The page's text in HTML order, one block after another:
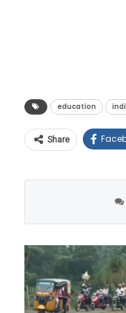
या ऐतिहासिक
स्वागत केले आहे.
“भारतातील
ही त्यांची सर्वात
त्यांच्या स्वतःच्या
आणीबाणीच्या
उपलब्ध करून देणारा
हस्तगत केली आणि
१९७१ मध्ये त्याने
या हुकूमशाहीच्या
सोसला.
हेही वाचा –Viral
शकतो? १२
पोहोचलो आहे. येथे
पूर्णपणे नष्ट झाली
जिवंत उरलो आहे,”
आश्चर्याची गोष्ट
करून व्हिडिओ
२०५५ हे वर्ष दिसत
तुम्हाला ‘फ्युचर-
करायचे असेल, तर
जाऊन मानवी
आणि थेट
मेळ घालणारे
सर्वाधिक मागणी
पॅकेज मिळवून
आणि संशोधनात्मक
education
Share